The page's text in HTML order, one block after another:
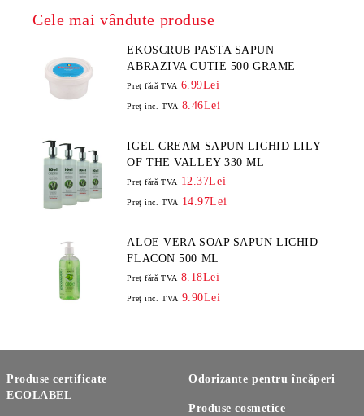
Cele mai vândute produse
EKOSCRUB PASTA SAPUN
ABRAZIVA CUTIE 500 GRAME
Preţ fără TVA 6.99Lei
Preţ inc. TVA 8.46Lei
IGEL CREAM SAPUN LICHID LILY
OF THE VALLEY 330 ML
Preţ fără TVA 12.37Lei
Preţ inc. TVA 14.97Lei
ALOE VERA SOAP SAPUN LICHID
FLACON 500 ML
Preţ fără TVA 8.18Lei
Preţ inc. TVA 9.90Lei
Produse certificate
ECOLABEL
Odorizante pentru încăperi
Produse cosmetice